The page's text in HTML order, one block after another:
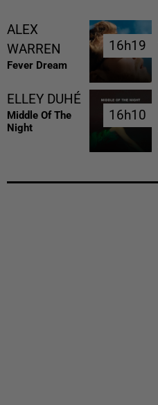
ALEX
WARREN
Fever Dream
16h19
16h19
ELLEY DUHÉ
Middle Of The
Night
16h10
16h10